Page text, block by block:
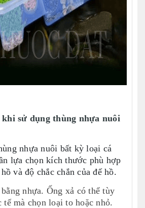
sử dụng thùng nhựa nuôi
nhựa nuôi bất kỳ loại cá
lựa chọn kích thước phù hợp
và độ chắc chắn của đế hồ.
nhựa. Ống xả có thể tùy
tế mà chọn loại to hoặc nhỏ.